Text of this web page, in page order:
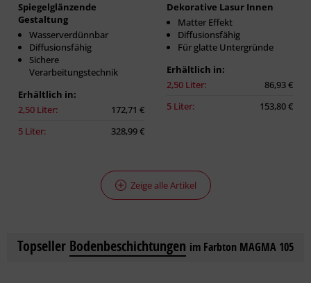
Spiegelglänzende
Gestaltung
Wasserverdünnbar
Diffusionsfähig
Sichere
Verarbeitungstechnik
Erhältlich in:
2,50 Liter:
172,71 €
5 Liter:
328,99 €
Dekorative Lasur Innen
Matter Effekt
Diffusionsfähig
Für glatte Untergründe
Erhältlich in:
2,50 Liter:
86,93 €
5 Liter:
153,80 €
Zeige alle Artikel
Topseller Bodenbeschichtungen im Farbton MAGMA 105